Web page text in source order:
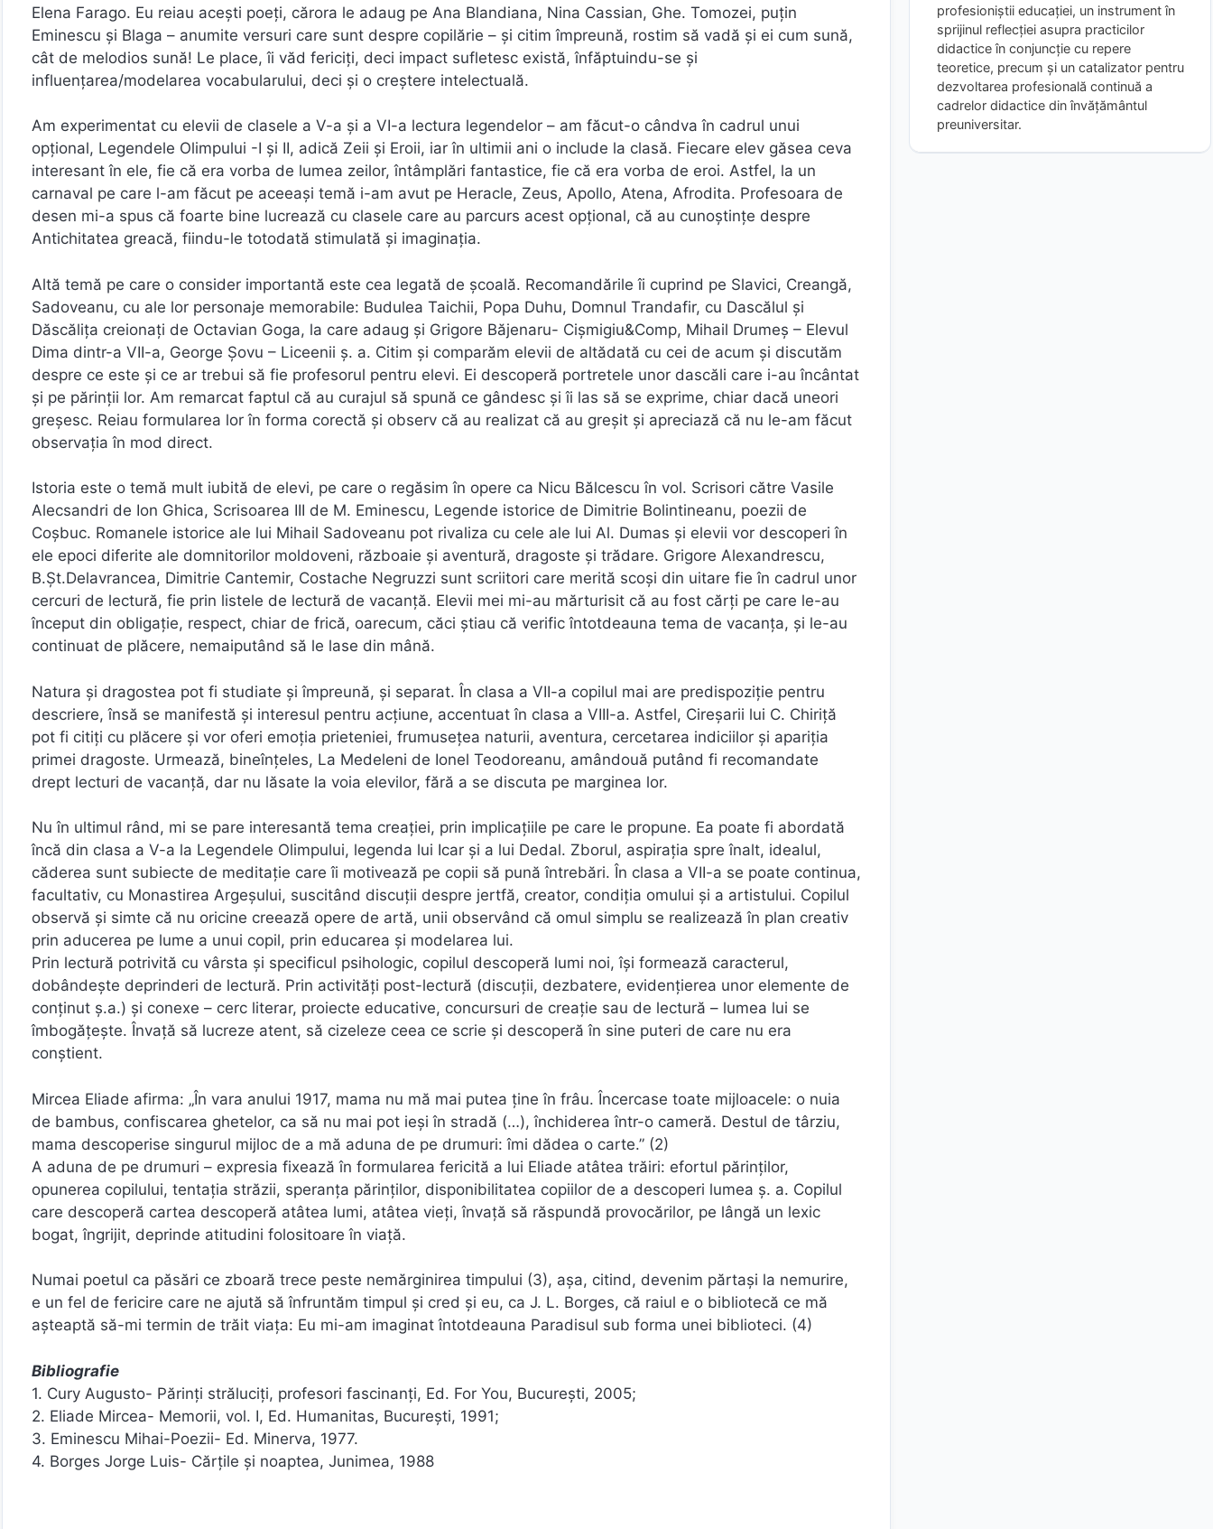
Elena Farago. Eu reiau acești poeți, cărora le adaug pe Ana Blandiana, Nina Cassian, Ghe. Tomozei, puțin
Eminescu și Blaga – anumite versuri care sunt despre copilărie – și citim împreună, rostim să vadă și ei cum sună,
cât de melodios sună! Le place, îi văd fericiți, deci impact sufletesc există, înfăptuindu-se și
influențarea/modelarea vocabularului, deci și o creștere intelectuală.
Am experimentat cu elevii de clasele a V-a și a VI-a lectura legendelor – am făcut-o cândva în cadrul unui
opțional, Legendele Olimpului -I și II, adică Zeii și Eroii, iar în ultimii ani o include la clasă. Fiecare elev găsea ceva
interesant în ele, fie că era vorba de lumea zeilor, întâmplări fantastice, fie că era vorba de eroi. Astfel, la un
carnaval pe care l-am făcut pe aceeași temă i-am avut pe Heracle, Zeus, Apollo, Atena, Afrodita. Profesoara de
desen mi-a spus că foarte bine lucrează cu clasele care au parcurs acest opțional, că au cunoștințe despre
Antichitatea greacă, fiindu-le totodată stimulată și imaginația.
Altă temă pe care o consider importantă este cea legată de școală. Recomandările îi cuprind pe Slavici, Creangă,
Sadoveanu, cu ale lor personaje memorabile: Budulea Taichii, Popa Duhu, Domnul Trandafir, cu Dascălul și
Dăscălița creionați de Octavian Goga, la care adaug și Grigore Băjenaru- Cișmigiu&Comp, Mihail Drumeș – Elevul
Dima dintr-a VII-a, George Șovu – Liceenii ș. a. Citim și comparăm elevii de altădată cu cei de acum și discutăm
despre ce este și ce ar trebui să fie profesorul pentru elevi. Ei descoperă portretele unor dascăli care i-au încântat
și pe părinții lor. Am remarcat faptul că au curajul să spună ce gândesc și îi las să se exprime, chiar dacă uneori
greșesc. Reiau formularea lor în forma corectă și observ că au realizat că au greșit și apreciază că nu le-am făcut
observația în mod direct.
Istoria este o temă mult iubită de elevi, pe care o regăsim în opere ca Nicu Bălcescu în vol. Scrisori către Vasile
Alecsandri de Ion Ghica, Scrisoarea III de M. Eminescu, Legende istorice de Dimitrie Bolintineanu, poezii de
Coșbuc. Romanele istorice ale lui Mihail Sadoveanu pot rivaliza cu cele ale lui Al. Dumas și elevii vor descoperi în
ele epoci diferite ale domnitorilor moldoveni, războaie și aventură, dragoste și trădare. Grigore Alexandrescu,
B.Şt.Delavrancea, Dimitrie Cantemir, Costache Negruzzi sunt scriitori care merită scoși din uitare fie în cadrul unor
cercuri de lectură, fie prin listele de lectură de vacanță. Elevii mei mi-au mărturisit că au fost cărți pe care le-au
început din obligație, respect, chiar de frică, oarecum, căci știau că verific întotdeauna tema de vacanța, și le-au
continuat de plăcere, nemaiputând să le lase din mână.
Natura și dragostea pot fi studiate și împreună, și separat. În clasa a VII-a copilul mai are predispoziție pentru
descriere, însă se manifestă și interesul pentru acțiune, accentuat în clasa a VIII-a. Astfel, Cireșarii lui C. Chiriță
pot fi citiți cu plăcere și vor oferi emoția prieteniei, frumusețea naturii, aventura, cercetarea indiciilor și apariția
primei dragoste. Urmează, bineînțeles, La Medeleni de Ionel Teodoreanu, amândouă putând fi recomandate
drept lecturi de vacanță, dar nu lăsate la voia elevilor, fără a se discuta pe marginea lor.
Nu în ultimul rând, mi se pare interesantă tema creației, prin implicațiile pe care le propune. Ea poate fi abordată
încă din clasa a V-a la Legendele Olimpului, legenda lui Icar și a lui Dedal. Zborul, aspirația spre înalt, idealul,
căderea sunt subiecte de meditație care îi motivează pe copii să pună întrebări. În clasa a VII-a se poate continua,
facultativ, cu Monastirea Argeșului, suscitând discuții despre jertfă, creator, condiția omului și a artistului. Copilul
observă și simte că nu oricine creează opere de artă, unii observând că omul simplu se realizează în plan creativ
prin aducerea pe lume a unui copil, prin educarea și modelarea lui.
Prin lectură potrivită cu vârsta și specificul psihologic, copilul descoperă lumi noi, își formează caracterul,
dobândește deprinderi de lectură. Prin activități post-lectură (discuții, dezbatere, evidențierea unor elemente de
conținut ș.a.) și conexe – cerc literar, proiecte educative, concursuri de creație sau de lectură – lumea lui se
îmbogățește. Învață să lucreze atent, să cizeleze ceea ce scrie și descoperă în sine puteri de care nu era
conștient.
Mircea Eliade afirma: „În vara anului 1917, mama nu mă mai putea ține în frâu. Încercase toate mijloacele: o nuia
de bambus, confiscarea ghetelor, ca să nu mai pot ieși în stradă (…), închiderea într-o cameră. Destul de târziu,
mama descoperise singurul mijloc de a mă aduna de pe drumuri: îmi dădea o carte.” (2)
A aduna de pe drumuri – expresia fixează în formularea fericită a lui Eliade atâtea trăiri: efortul părinților,
opunerea copilului, tentația străzii, speranța părinților, disponibilitatea copiilor de a descoperi lumea ș. a. Copilul
care descoperă cartea descoperă atâtea lumi, atâtea vieți, învață să răspundă provocărilor, pe lângă un lexic
bogat, îngrijit, deprinde atitudini folositoare în viață.
Numai poetul ca păsări ce zboară trece peste nemărginirea timpului (3), așa, citind, devenim părtași la nemurire,
e un fel de fericire care ne ajută să înfruntăm timpul și cred și eu, ca J. L. Borges, că raiul e o bibliotecă ce mă
așteaptă să-mi termin de trăit viața: Eu mi-am imaginat întotdeauna Paradisul sub forma unei biblioteci. (4)
Bibliografie
1. Cury Augusto- Părinți străluciți, profesori fascinanți, Ed. For You, București, 2005;
2. Eliade Mircea- Memorii, vol. I, Ed. Humanitas, București, 1991;
3. Eminescu Mihai-Poezii- Ed. Minerva, 1977.
4. Borges Jorge Luis- Cărțile și noaptea, Junimea, 1988
profesioniștii educației, un instrument în
sprijinul reflecției asupra practicilor
didactice în conjuncție cu repere
teoretice, precum și un catalizator pentru
dezvoltarea profesională continuă a
cadrelor didactice din învățământul
preuniversitar.